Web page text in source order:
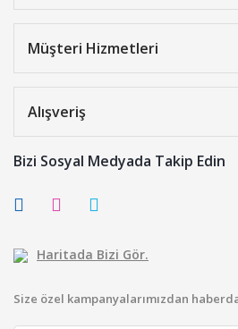
Müşteri Hizmetleri
Alışveriş
Bizi Sosyal Medyada Takip Edin
Haritada Bizi Gör.
Size özel kampanyalarımızdan